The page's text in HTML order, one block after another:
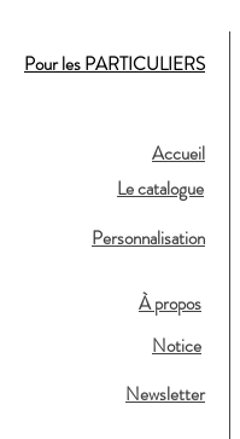
Pour les PARTICULIERS
Accueil
Le catalogue
Personnalisation
À propos
Notice
Newsletter